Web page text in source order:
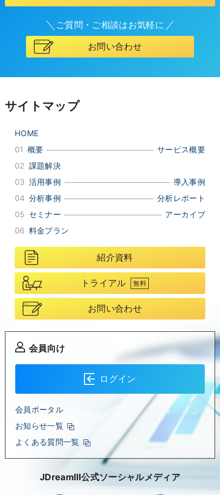
ご質問・ご相談はお気軽に
お問い合わせ
サイトマップ
HOME
01 概要
サービス概要
02 課題解決
03 活用事例
導入事例
04 分析事例
分析レポート
05 セミナー
アーカイブ
06 料金プラン
紹介資料
トライアル 無料
お問い合わせ
会員向け
ログイン
会員ポータル
お知らせ一覧
よくある質問一覧
JDreamⅢ公式ソーシャルメディア